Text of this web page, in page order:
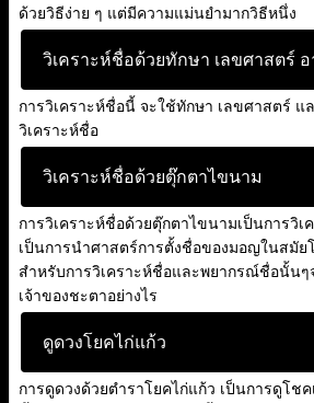
ด้วยวิธีง่าย ๆ แต่มีความแม่นยำมากวิธีหนึ่ง
วิเคราะห์ชื่อด้วยทักษา เลขศาสตร์
การวิเคราะห์ชื่อนี้ จะใช้ทักษา เลขศาสตร์ แ
วิเคราะห์ชื่อ
วิเคราะห์ชื่อด้วยตุ๊กตาไขนาม
การวิเคราะห์ชื่อด้วยตุ๊กตาไขนามเป็นการวิเ
เป็นการนำศาสตร์การตั้งชื่อของมอญในสมั
สำหรับการวิเคราะห์ชื่อและพยากรณ์ชื่อนั้น
เจ้าของชะตาอย่างไร
ดูดวงโยคไก่แก้ว
การดูดวงด้วยตำราโยคไก่แก้ว เป็นการดูโช